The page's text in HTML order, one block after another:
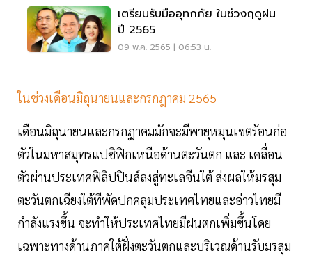
เตรียมรับมืออุทกภัย ในช่วงฤดูฝน
ปี 2565
09 พ.ค. 2565 | 06:53 น.
ในช่วงเดือนมิถุนายนและกรกฎาคม 2565
เดือนมิถุนายนและกรกฏาคมมักจะมีพายุหมุนเขตร้อนก่อ
ตัวในมหาสมุทรแปซิฟิกเหนือด้านตะวันตก และ เคลื่อน
ตัวผ่านประเทศฟิลิปปินส์ลงสู่ทะเลจีนใต้ ส่งผลให้มรสุม
ตะวันตกเฉียงใต้ทีพัดปกคลุมประเทศไทยและอ่าวไทยมี
กำลังแรงขึ้น จะทำให้ประเทศไทยมีฝนตกเพิ่มขึ้นโดย
เฉพาะทางด้านภาคใต้ฝั่งตะวันตกและบริเวณด้านรับมรสุม